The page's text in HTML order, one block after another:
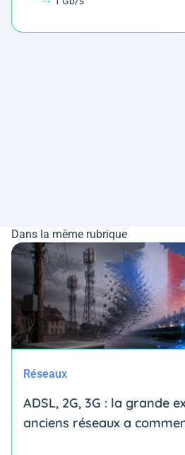
Dans la même rubrique
Réseaux
ADSL, 2G, 3G : la grande
anciens réseaux a